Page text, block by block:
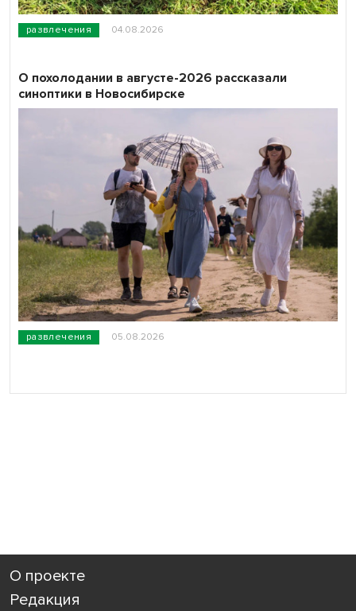
развлечения 04.08.2026
развлечения 05.08.2026
О похолодании в августе-2026 рассказали
синоптики в Новосибирске
О проекте
Редакция